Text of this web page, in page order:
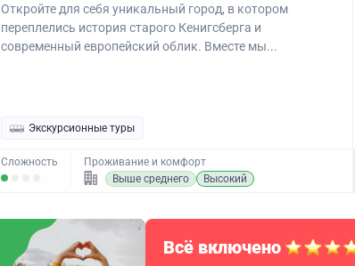
Откройте для себя уникальный город, в котором
переплелись история старого Кенигсберга и
современный европейский облик. Вместе мы...
Экскурсионные туры
Сложность
Проживание и комфорт
Выше среднего
Высокий
Всё включено